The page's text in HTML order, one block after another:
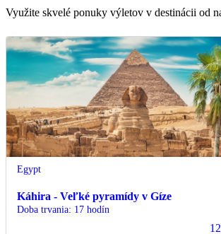
Využite skvelé ponuky výletov v destinácii od
Egypt
Káhira - Veľké pyramídy v Gíze
Doba trvania: 17 hodín